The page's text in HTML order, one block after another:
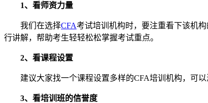
1、看师资力量
我们在选择CFA考试培训机构时，要注重看下该机
行讲解，帮助考生轻轻松松掌握考试重点。
2、看课程设置
建议大家找一个课程设置多样的CFA培训机构，可以
3、看培训班的信誉度